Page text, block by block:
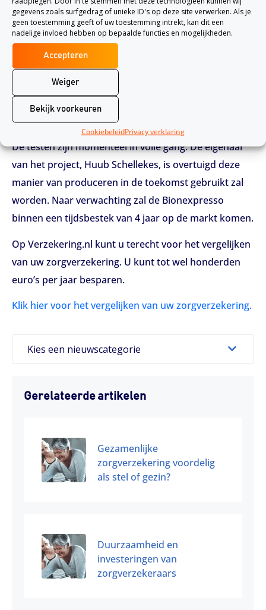
gegevens zoals surfgedrag of unieke ID's op deze site verwerken. Als je
geen toestemming geeft of uw toestemming intrekt, kan dit een
nadelige invloed hebben op bepaalde functies en mogelijkheden.
Accepteren
Weiger
Bekijk voorkeuren
CookiebeleidPrivacy verklaring
nog niet overtuigd over de manier waarop de
productie moet plaatsvinden. Hij vraagt zich af of de
biologische stoffen die vervoerd worden in een
cassette en vervolgens verwerkt worden in de
Bionexpresso wel zuiver blijven. Als de producten hun
zuiverheid verliezen kunnen ze ook niet meegegeven
worden aan patiënten.
De testen zijn momenteel in volle gang. De eigenaar
van het project, Huub Schellekes, is overtuigd deze
manier van produceren in de toekomst gebruikt zal
worden. Naar verwachting zal de Bionexpresso
binnen een tijdsbestek van 4 jaar op de markt komen.
Op Verzekering.nl kunt u terecht voor het vergelijken
van uw zorgverzekering. U kunt tot wel honderden
euro’s per jaar besparen.
Klik hier voor het vergelijken van uw zorgverzekering.
Kies een nieuwscategorie
Gerelateerde artikelen
Gezamenlijke
zorgverzekering voordelig
als stel of gezin?
Duurzaamheid en
investeringen van
zorgverzekeraars